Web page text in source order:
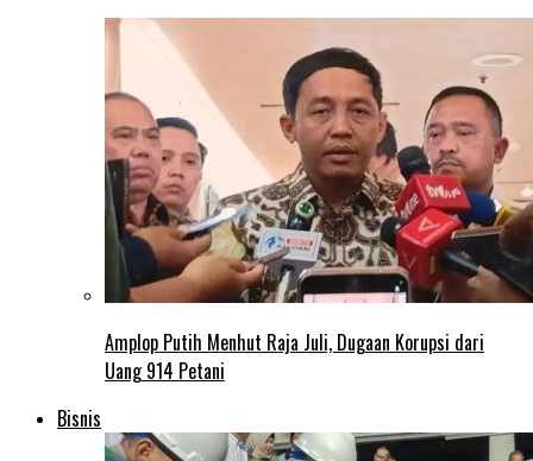
Amplop Putih Menhut Raja Juli, Dugaan Korupsi dari
Uang 914 Petani
Bisnis